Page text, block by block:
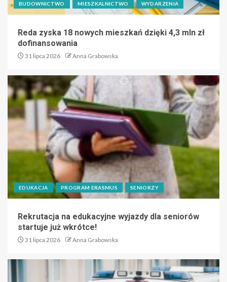
BUDOWNICTWO MIESZKALNICTWO WYDARZENIA
Reda zyska 18 nowych mieszkań dzięki 4,3 mln zł
dofinansowania
31 lipca 2026 Anna Grabowska
EDUKACJA PROGRAM ERASMUS SENIORZY
Rekrutacja na edukacyjne wyjazdy dla seniorów
startuje już wkrótce!
31 lipca 2026 Anna Grabowska